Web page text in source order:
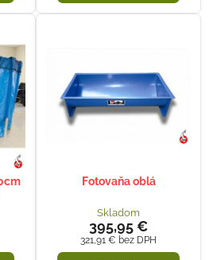
Fotovaňa oblá
Skladom
395,95 €
321,91 € bez DPH